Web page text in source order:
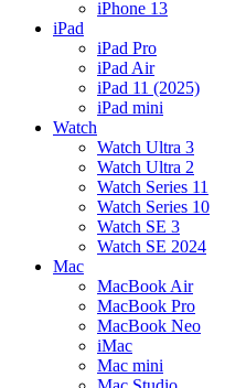
iPhone 13
iPad
iPad Pro
iPad Air
iPad 11 (2025)
iPad mini
Watch
Watch Ultra 3
Watch Ultra 2
Watch Series 11
Watch Series 10
Watch SE 3
Watch SE 2024
Mac
MacBook Air
MacBook Pro
MacBook Neo
iMac
Mac mini